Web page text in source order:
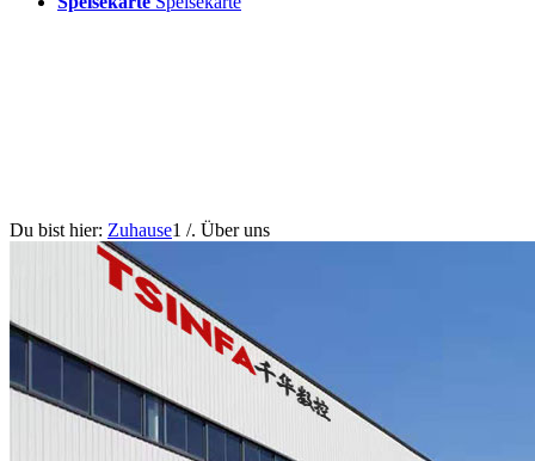
Du bist hier: Zuhause1 /. Über uns